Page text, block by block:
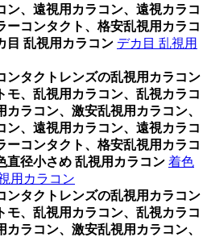
ン、遠視用カラコン、遠視カラコ
ーコンタクト、格安乱視用カラコ
目 乱視用カラコン デカ目 乱視用
ンタクトレンズの乱視用カラコン
モ、乱視用カラコン、乱視カラコ
カラコン、激安乱視用カラコン、
ン、遠視用カラコン、遠視カラコ
ーコンタクト、格安乱視用カラコ
直径小さめ 乱視用カラコン 着色
用カラコン
ンタクトレンズの乱視用カラコン
モ、乱視用カラコン、乱視カラコ
カラコン、激安乱視用カラコン、